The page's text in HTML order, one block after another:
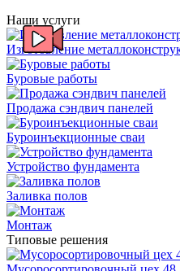
Наши услуги
Изготовление
Буровые работы
Продажа сэндвич панелей
Буроинъекционные сваи
Устройство фундамента
Заливка полов
Монтаж
Типовые решения